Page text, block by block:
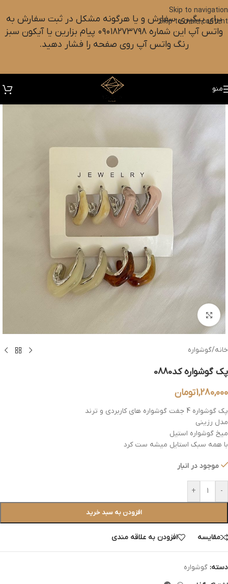
Skip to navigation
Skip to main content
برای پیگیری سفارش و یا هرگونه مشکل در ثبت سفارش به
واتس آپ این شماره ۰۹۰۱۸۲۷۳۷۹۸ پیام بزارین یا آیکون سبز
رنگ واتس آپ روی صفحه را فشار دهید.
منو
بزرگنمایی تصویر
خانه/گوشواره
پک گوشواره کد0880
1,280,000تومان
پک گوشواره 4 جفت گوشواره های کاربردی و ترند
مدل رزینی
میخ گوشواره استیل
با همه سبک استایل میشه ست کرد
موجود در انبار
-
+
افزودن به سبد خرید
مقایسه افزودن به علاقه مندی
دسته: گوشواره